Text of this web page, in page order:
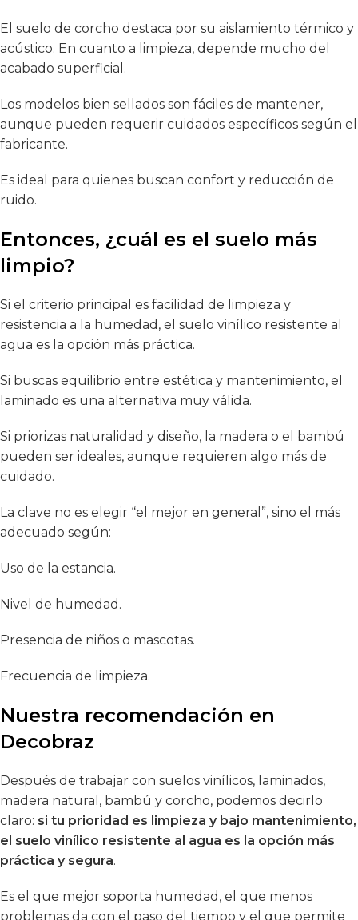
El suelo de corcho destaca por su aislamiento térmico y
acústico. En cuanto a limpieza, depende mucho del
acabado superficial.
Los modelos bien sellados son fáciles de mantener,
aunque pueden requerir cuidados específicos según el
fabricante.
Es ideal para quienes buscan confort y reducción de
ruido.
Entonces, ¿cuál es el suelo más
limpio?
Si el criterio principal es facilidad de limpieza y
resistencia a la humedad, el suelo vinílico resistente al
agua es la opción más práctica.
Si buscas equilibrio entre estética y mantenimiento, el
laminado es una alternativa muy válida.
Si priorizas naturalidad y diseño, la madera o el bambú
pueden ser ideales, aunque requieren algo más de
cuidado.
La clave no es elegir “el mejor en general”, sino el más
adecuado según:
Uso de la estancia.
Nivel de humedad.
Presencia de niños o mascotas.
Frecuencia de limpieza.
Nuestra recomendación en
Decobraz
Después de trabajar con suelos vinílicos, laminados,
madera natural, bambú y corcho, podemos decirlo
claro: si tu prioridad es limpieza y bajo mantenimiento,
el suelo vinílico resistente al agua es la opción más
práctica y segura.
Es el que mejor soporta humedad, el que menos
problemas da con el paso del tiempo y el que permite